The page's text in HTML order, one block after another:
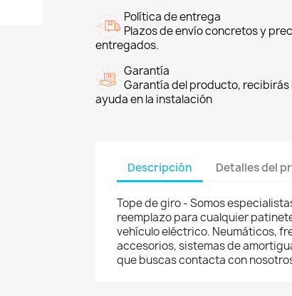
Política de entrega
Plazos de envío concretos y
entregados.
Garantía
Garantía del producto,
ayuda en la instalación
Descripción Detalles del
Tope de giro - Somos
reemplazo para cualquier
vehículo eléctrico. Neumáticos,
accesorios, sistemas de
que buscas contacta con